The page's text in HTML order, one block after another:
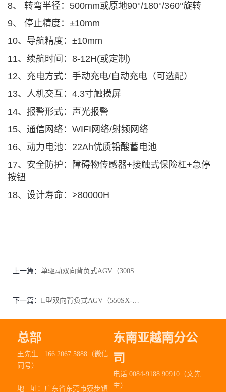
8、 转弯半径：500mm或原地90°/180°/360°旋转
9、 停止精度：±10mm
10、导航精度：±10mm
11、续航时间：8-12H(或定制)
12、充电方式：手动充电/自动充电（可选配）
13、人机交互：4.3寸触摸屏
14、报警形式：声光报警
15、通信网络：WIFI网络/射频网络
16、动力电池：22Ah优质铅酸蓄电池
17、安全防护：障碍物传感器+接触式保险杠+急停
按钮
18、设计寿命：>80000H
上一篇：
下一篇：
总部
王先生 166 2067 5888（微信
同号）
地 址： 广东省东莞市寮步镇
东南亚越南分公
司
电话:0084-9188 90910（文先
生）